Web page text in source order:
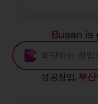
Busan is good for
새창열림 : 부산창업포
성공창업, 부산